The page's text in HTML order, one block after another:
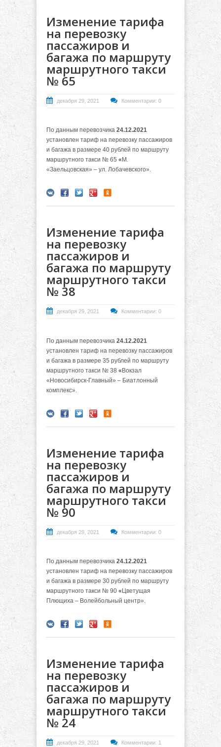
Изменение тарифа
на перевозку
пассажиров и
багажа по маршруту
маршрутного такси
№ 65
декабря 29, 2021 Комментарии: 0
По данным перевозчика 24.12.2021
установлен тариф на перевозку пассажиров
и багажа в размере 40 рублей по маршруту
маршрутного такси № 65 « М.
«Заельцовская» – ул. Лобачевского».
Изменение тарифа
на перевозку
пассажиров и
багажа по маршруту
маршрутного такси
№ 38
декабря 29, 2021 Комментарии: 0
По данным перевозчика 24.12.2021
установлен тариф на перевозку пассажиров
и багажа в размере 35 рублей по маршруту
маршрутного такси № 38 «Вокзал
«Новосибирск-Главный» – Биатлонный
комплекс».
Изменение тарифа
на перевозку
пассажиров и
багажа по маршруту
маршрутного такси
№ 90
декабря 29, 2021 Комментарии: 0
По данным перевозчика 24.12.2021
установлен тариф на перевозку пассажиров
и багажа в размере 30 рублей по маршруту
маршрутного такси № 90 « Цветущая
Плющиха – Волейбольный центр».
Изменение тарифа
на перевозку
пассажиров и
багажа по маршруту
маршрутного такси
№ 24
декабря 29, 2021 Комментарии: 1